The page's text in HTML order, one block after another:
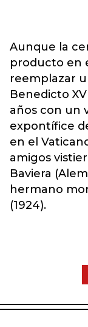
Aunque la
producto en
reemplazar
Benedicto
años con un
expontífice
en el
amigos
Baviera
hermano
(1924).